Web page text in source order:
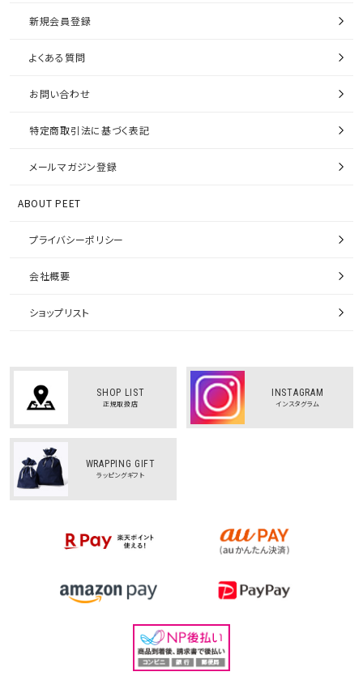
新規会員登録
よくある質問
お問い合わせ
特定商取引法に基づく表記
メールマガジン登録
ABOUT PEET
プライバシーポリシー
会社概要
ショップリスト
SHOP LIST
正規取扱店
INSTAGRAM
インスタグラム
WRAPPING GIFT
ラッピングギフト